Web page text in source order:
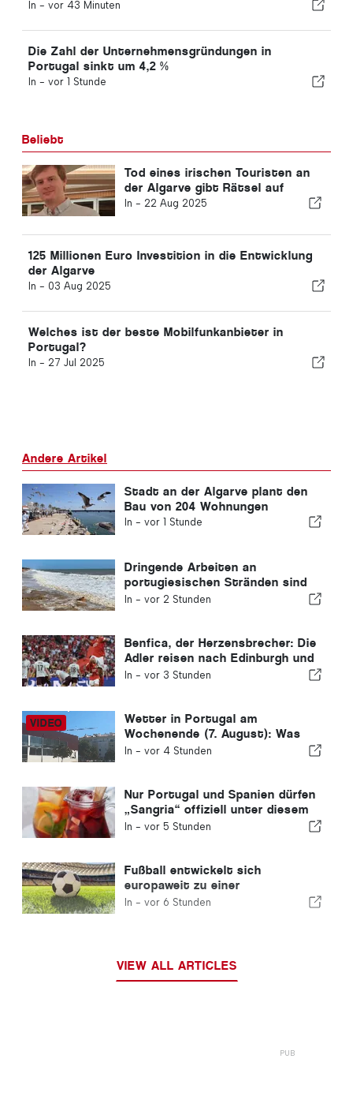
In - vor 43 Minuten
Die Zahl der Unternehmensgründungen in
Portugal sinkt um 4,2 %
In - vor 1 Stunde
Beliebt
Tod eines irischen Touristen an
der Algarve gibt Rätsel auf
In - 22 Aug 2025
125 Millionen Euro Investition in die Entwicklung
der Algarve
In - 03 Aug 2025
Welches ist der beste Mobilfunkanbieter in
Portugal?
In - 27 Jul 2025
Andere Artikel
Stadt an der Algarve plant den
Bau von 204 Wohnungen
In - vor 1 Stunde
Dringende Arbeiten an
portugiesischen Stränden sind
abgeschlossen
In - vor 2 Stunden
Benfica, der Herzensbrecher: Die
Adler reisen nach Edinburgh und
haben bereits einen Fuß in der
In - vor 3 Stunden
Wetter in Portugal am
Wochenende (7. August): Was
erwartet uns dieses
In - vor 4 Stunden
Nur Portugal und Spanien dürfen
„Sangria“ offiziell unter diesem
Namen verkaufen
In - vor 5 Stunden
Fußball entwickelt sich
europaweit zu einer
vielversprechenden
In - vor 6 Stunden
VIEW ALL ARTICLES